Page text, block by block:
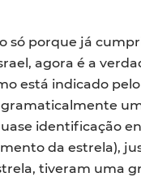
só porque já
agora é a
está indicado
gramaticalmente
identificação
da estrela),
tiveram uma